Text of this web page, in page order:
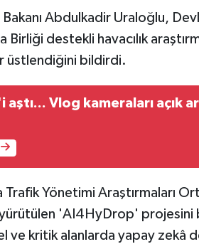
Bakanı Abdulkadir Uraloğlu,
destekli havacılık
üstlendiğini bildirdi.
Vlog kameraları açık
Yönetimi Araştırmaları
'AI4HyDrop' projesini
ve kritik alanlarda yapay zekâ